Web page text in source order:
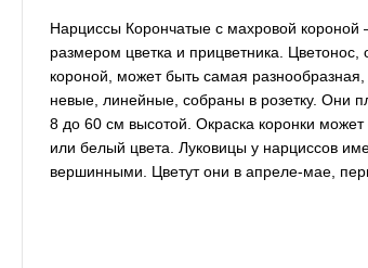
Нарциссы Корончатые с махровой короной
размером цветка и прицветника.
короной, может быть самая
невые, линейные, собраны в розетку. Они
8 до 60 см высотой. Окраска коронки
или белый цвета. Луковицы у нарциссов
вершинными. Цветут они в апреле-мае,